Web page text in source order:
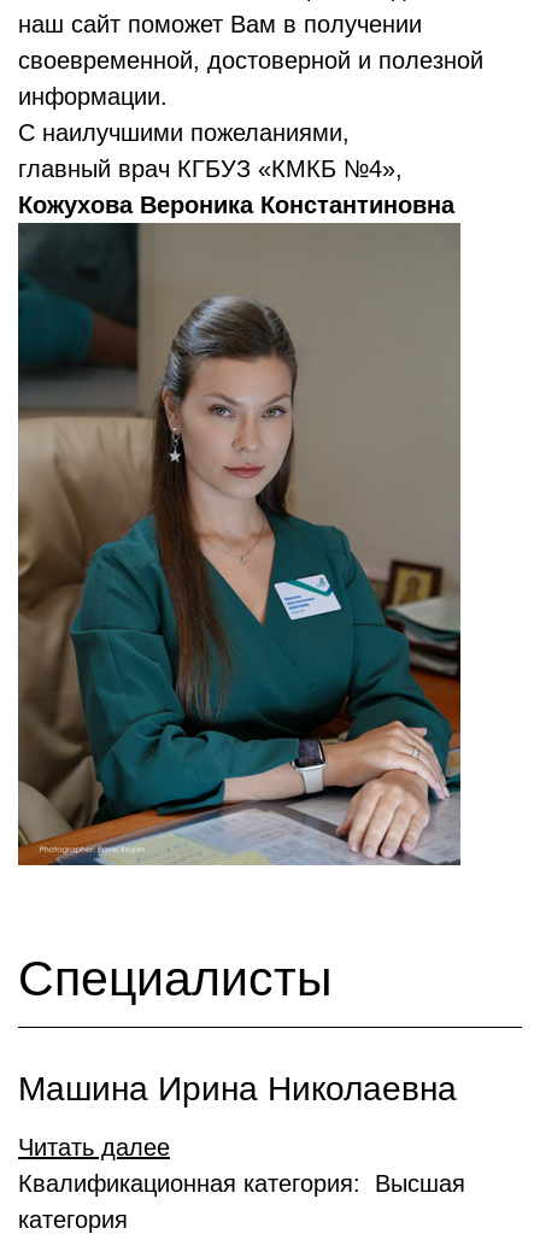
наш сайт поможет Вам в получении
своевременной, достоверной и полезной
информации.
С наилучшими пожеланиями,
главный врач КГБУЗ «КМКБ №4»,
Кожухова Вероника Константиновна
Специалисты
Машина Ирина Николаевна
Читать далее
Квалификационная категория: Высшая
категория